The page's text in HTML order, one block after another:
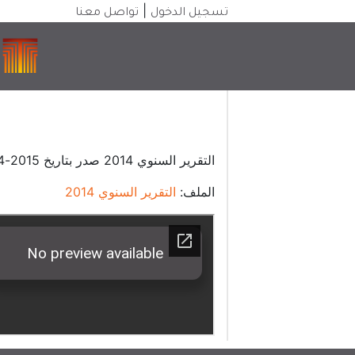
تسجيل الدخول تواصل معنا
التقرير السنوي 2014 صدر بتاريخ 2015-04-05
الملف: التقرير السنوي 2014